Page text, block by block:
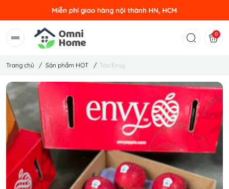
0
Trang chủ / Sản phẩm HOT / Táo Envy